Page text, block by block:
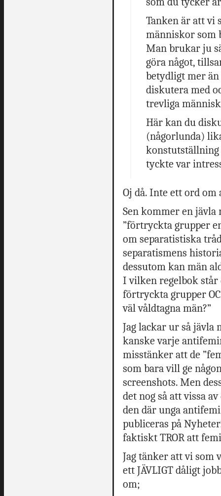
Tanken är att vi
människor som
Man brukar ju
göra något,
betydligt mer
diskutera med
trevliga
Här kan du
(någorlunda)
konstutställning
tyckte var
Oj då. Inte ett ord
Sen kommer en jävla
”förtryckta grupper
om separatistiska
separatismens
dessutom kan män
I vilken regelbok står
förtryckta grupper
väl våldtagna män?”
Jag lackar ur så jävla
kanske varje
misstänker att de
som bara vill ge
screenshots. Men
det nog så att vissa
den där unga
publiceras på
faktiskt TROR att
Jag tänker att vi som
ett JÄVLIGT dåligt
om;